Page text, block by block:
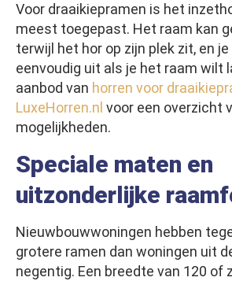
Voor draaikiepramen is het
meest toegepast. Het raam kan
terwijl het hor op zijn plek zit, en
eenvoudig uit als je het raam wilt
aanbod van horren voor
LuxeHorren.nl voor een overzicht
mogelijkheden.
Speciale maten en
uitzonderlijke
Nieuwbouwwoningen hebben
grotere ramen dan woningen uit
negentig. Een breedte van 120 of